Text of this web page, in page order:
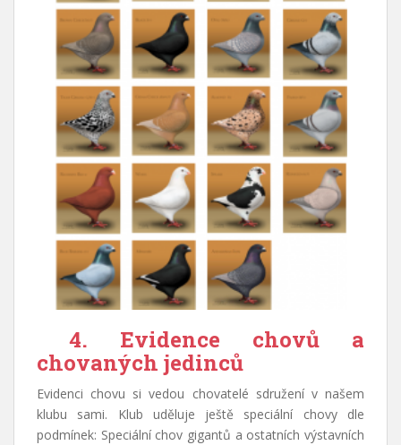
4. Evidence chovů a
chovaných jedinců
Evidenci chovu si vedou chovatelé sdružení v našem
klubu sami. Klub uděluje ještě speciální chovy dle
podmínek: Speciální chov gigantů a ostatních výstavních